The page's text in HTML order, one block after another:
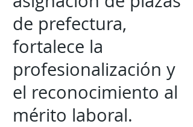
de prefectura,
fortalece la
profesionalización y
el reconocimiento al
mérito laboral.